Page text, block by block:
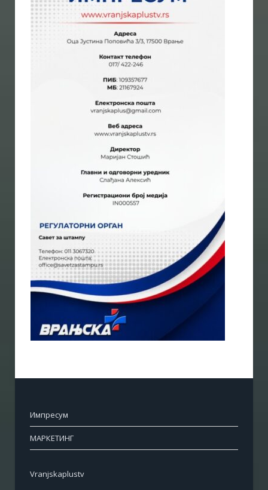
Импресум
МАРКЕТИНГ
Vranjskaplustv